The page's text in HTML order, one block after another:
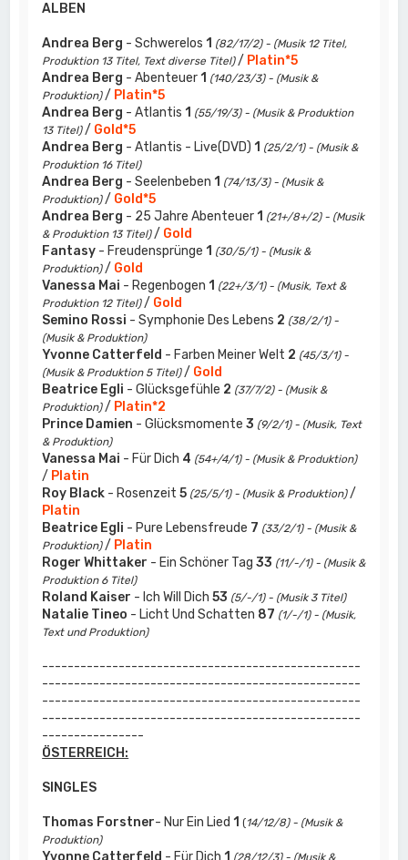
ALBEN
Andrea Berg - Schwerelos 1 (82/17/2) - (Musik 12 Titel,
Produktion 13 Titel, Text diverse Titel)/ Platin*5
Andrea Berg - Abenteuer 1 (140/23/3) - (Musik &
Produktion)/ Platin*5
Andrea Berg - Atlantis 1 (55/19/3) - (Musik & Produktion
13 Titel)/ Gold*5
Andrea Berg - Atlantis - Live(DVD) 1 (25/2/1) - (Musik &
Produktion 16 Titel)
Andrea Berg - Seelenbeben 1 (74/13/3) - (Musik &
Produktion)/ Gold*5
Andrea Berg - 25 Jahre Abenteuer 1 (21+/8+/2) - (Musik
& Produktion 13 Titel)/ Gold
Fantasy - Freudensprünge 1 (30/5/1) - (Musik &
Produktion)/ Gold
Vanessa Mai - Regenbogen 1 (22+/3/1) - (Musik, Text &
Produktion 12 Titel)/ Gold
Semino Rossi - Symphonie Des Lebens 2 (38/2/1) -
(Musik & Produktion)
Yvonne Catterfeld - Farben Meiner Welt 2 (45/3/1) -
(Musik & Produktion 5 Titel)/ Gold
Beatrice Egli - Glücksgefühle 2 (37/7/2) - (Musik &
Produktion)/ Platin*2
Prince Damien - Glücksmomente3 (9/2/1) - (Musik, Text
& Produktion)
Vanessa Mai - Für Dich 4 (54+/4/1) - (Musik & Produktion)
/ Platin
Roy Black - Rosenzeit5 (25/5/1) - (Musik & Produktion)/
Platin
Beatrice Egli - Pure Lebensfreude 7 (33/2/1) - (Musik &
Produktion)/ Platin
Roger Whittaker - Ein Schöner Tag33 (11/-/1) - (Musik &
Produktion 6 Titel)
Roland Kaiser - Ich Will Dich53 (5/-/1) - (Musik 3 Titel)
Natalie Tineo - Licht Und Schatten 87 (1/-/1) - (Musik,
Text und Produktion)
--------------------------------------------------
--------------------------------------------------
--------------------------------------------------
--------------------------------------------------
----------------
ÖSTERREICH:
SINGLES
Thomas Forstner- Nur Ein Lied 1 (14/12/8) - (Musik &
Produktion)